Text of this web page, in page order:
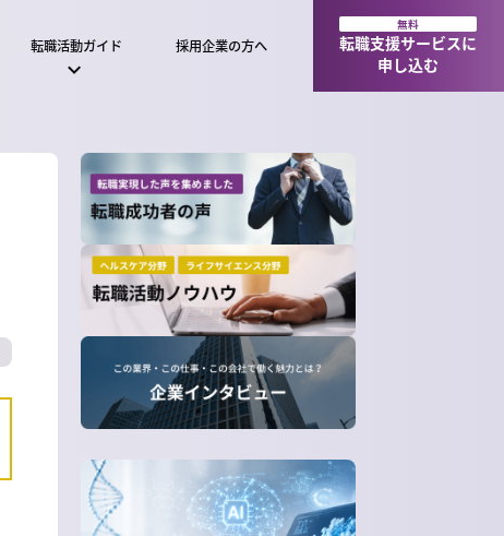
転職活動ガイド 採用企業の方へ
無料
転職支援サービスに
申し込む